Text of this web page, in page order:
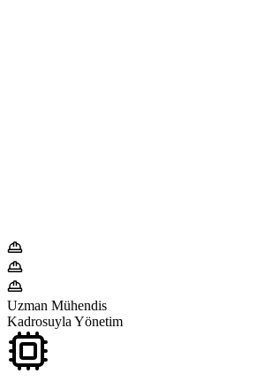
Uzman Mühendis
Kadrosuyla Yönetim